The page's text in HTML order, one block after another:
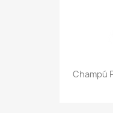
Champú